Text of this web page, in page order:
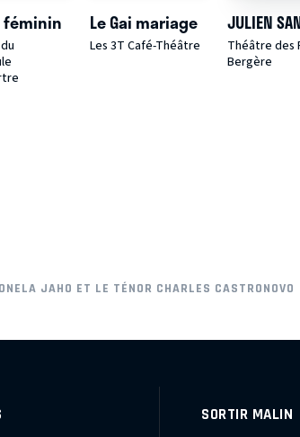
féminin Le Gai mariage
Les 3T Café-Théâtre
JULIEN
Théâtre des
Bergère
JAHO ET LE TÉNOR CHARLES CASTRONOVO
SORTIR MALIN